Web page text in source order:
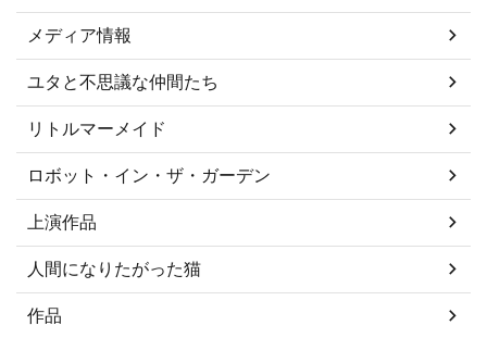
メディア情報
ユタと不思議な仲間たち
リトルマーメイド
ロボット・イン・ザ・ガーデン
上演作品
人間になりたがった猫
作品